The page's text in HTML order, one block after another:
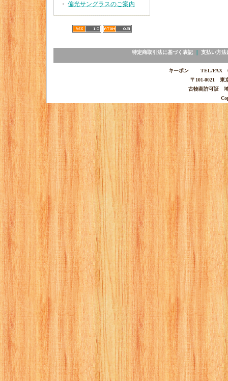
・ 偏光サングラスのご案内
特定商取引法に基づく表記｜ 支払い方法
キーポン TEL/FAX
〒101-0021 東
古物商許可証